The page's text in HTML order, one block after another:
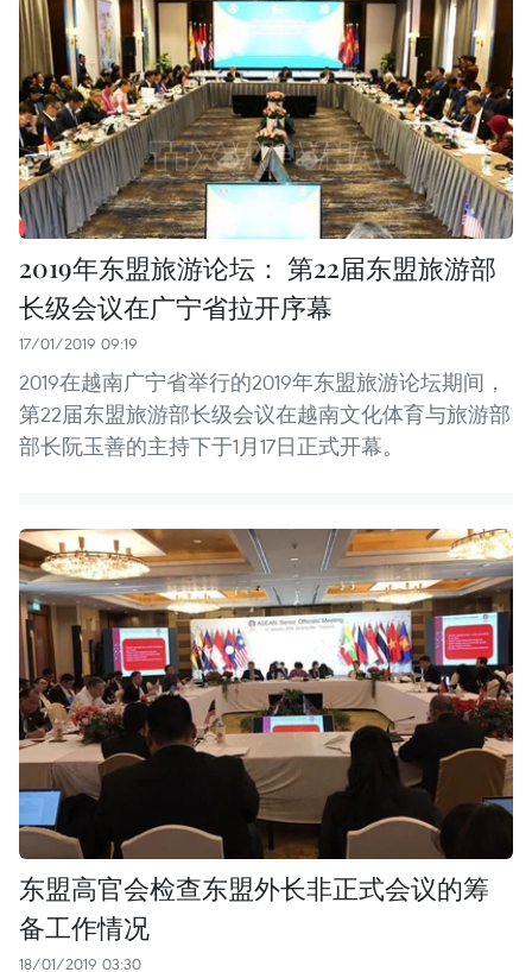
2019年东盟旅游论坛： 第22届东盟旅游部
长级会议在广宁省拉开序幕
17/01/2019 09:19
2019在越南广宁省举行的2019年东盟旅游论坛期间，
第22届东盟旅游部长级会议在越南文化体育与旅游部
部长阮玉善的主持下于1月17日正式开幕。
东盟高官会检查东盟外长非正式会议的筹
备工作情况
18/01/2019 03:30